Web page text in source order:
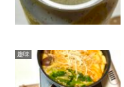
趣味